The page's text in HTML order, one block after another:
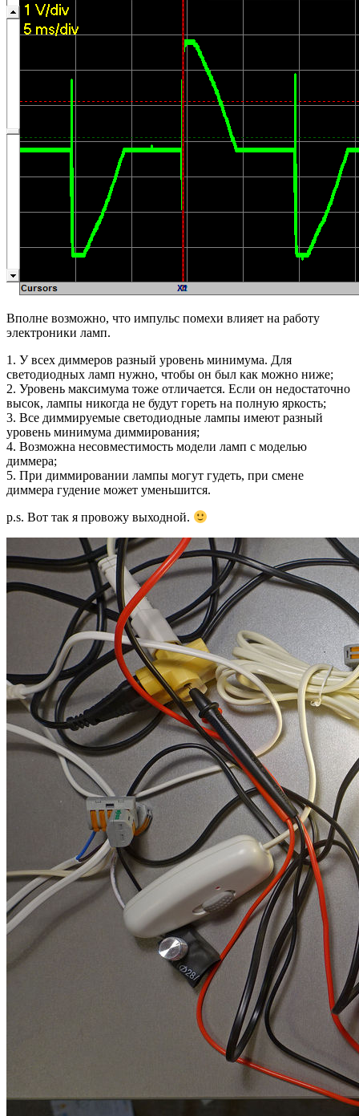
Вполне возможно, что импульс помехи влияет на работу
электроники ламп.
1. У всех диммеров разный уровень минимума. Для
светодиодных ламп нужно, чтобы он был как можно ниже;
2. Уровень максимума тоже отличается. Если он недостаточно
высок, лампы никогда не будут гореть на полную яркость;
3. Все диммируемые светодиодные лампы имеют разный
уровень минимума диммирования;
4. Возможна несовместимость модели ламп с моделью
диммера;
5. При диммировании лампы могут гудеть, при смене
диммера гудение может уменьшится.
p.s. Вот так я провожу выходной.